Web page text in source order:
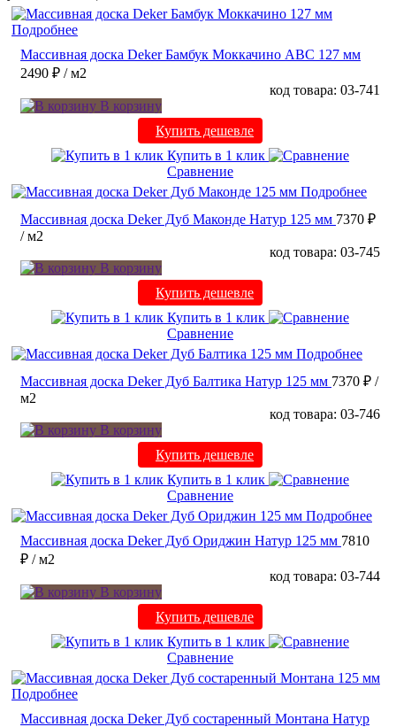
Подробнее
Массивная доска Deker Бамбук Моккачино ABC 127 мм
2490 ₽ / м2
код товара: 03-741
В корзину
Купить дешевле
Купить в 1 клик
Сравнение
Подробнее
Массивная доска Deker Дуб Маконде Натур 125 мм 7370 ₽
/ м2
код товара: 03-745
В корзину
Купить дешевле
Купить в 1 клик
Сравнение
Подробнее
Массивная доска Deker Дуб Балтика Натур 125 мм 7370 ₽ /
м2
код товара: 03-746
В корзину
Купить дешевле
Купить в 1 клик
Сравнение
Подробнее
Массивная доска Deker Дуб Ориджин Натур 125 мм 7810
₽ / м2
код товара: 03-744
В корзину
Купить дешевле
Купить в 1 клик
Сравнение
Подробнее
Массивная доска Deker Дуб состаренный Монтана Натур